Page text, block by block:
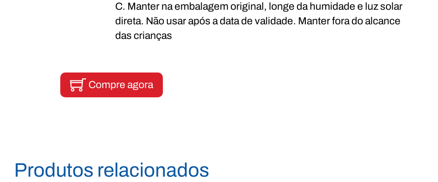
C. Manter na embalagem original, longe da humidade e luz solar
direta. Não usar após a data de validade. Manter fora do alcance
das crianças
Compre agora
Produtos relacionados